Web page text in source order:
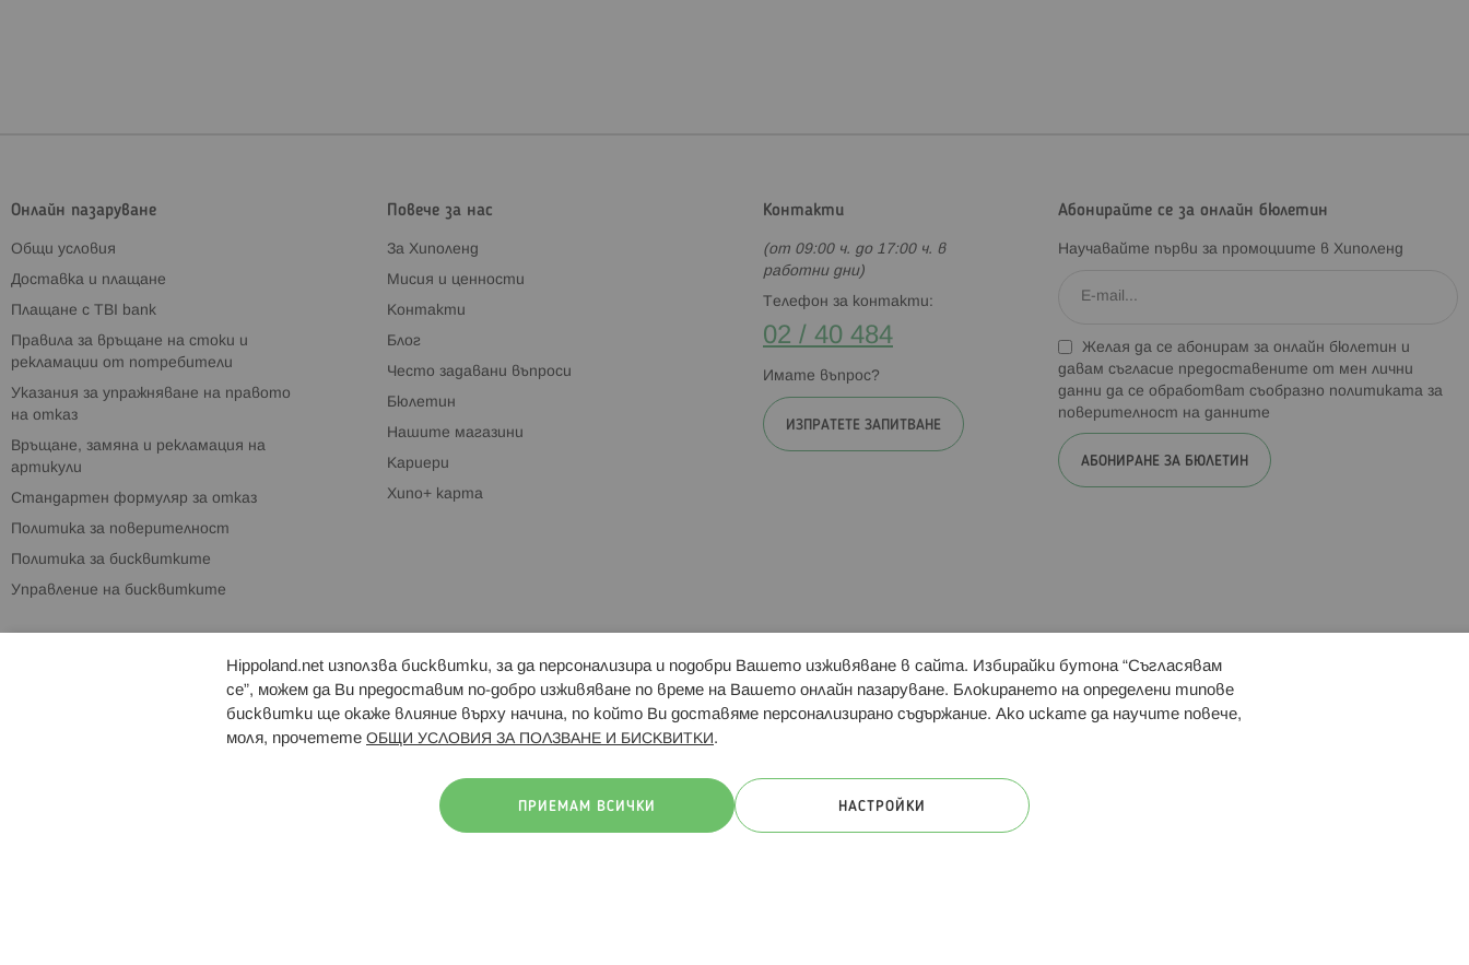
Онлайн пазаруване
Общи условия
Доставка и плащане
Плащане с TBI bank
Правила за връщане на стоки и
рекламации от потребители
Указания за упражняване на правото
на отказ
Връщане, замяна и рекламация на
артикули
Стандартен формуляр за отказ
Политика за поверителност
Политика за бисквитките
Управление на бисквитките
Повече за нас
За Хиполенд
Мисия и ценности
Контакти
Блог
Често задавани въпроси
Бюлетин
Нашите магазини
Кариери
Хипо+ карта
Контакти
(от 09:00 ч. до 17:00 ч. в
работни дни)
Телефон за контакти:
02 / 40 484
Имате въпрос?
ИЗПРАТЕТЕ ЗАПИТВАНЕ
Абонирайте се за онлайн бюлетин
Научавайте първи за промоциите в Хиполенд
Желая да се абонирам за онлайн бюлетин и
давам съгласие предоставените от мен лични
данни да се обработват съобразно политиката за
поверителност на данните
АБОНИРАНЕ ЗА БЮЛЕТИН
Брошури Магазини Свързани сайтове: Hippoland.ro Последвайте ни:
Hippoland.net използва бисквитки, за да персонализира и подобри Вашето изживяване в сайта. Избирайки бутона “Съгласявам
се”, можем да Ви предоставим по-добро изживяване по време на Вашето онлайн пазаруване. Блокирането на определени типове
бисквитки ще окаже влияние върху начина, по който Ви доставяме персонализирано съдържание. Ако искате да научите повече,
моля, прочетете ОБЩИ УСЛОВИЯ ЗА ПОЛЗВАНЕ И БИСКВИТКИ .
ПРИЕМАМ ВСИЧКИ НАСТРОЙКИ